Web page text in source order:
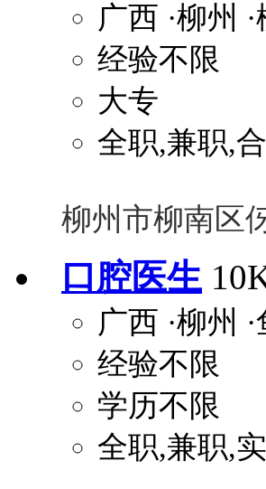
广西 ·柳州
经验不限
大专
全职,兼职,
柳州市柳南区
口腔医生
广西 ·柳州
经验不限
学历不限
全职,兼职,